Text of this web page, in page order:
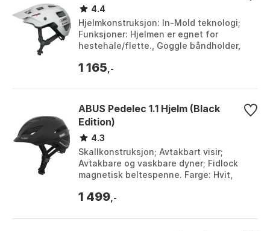
4.4
Hjelmkonstruksjon: In-Mold teknologi;
Funksjoner: Hjelmen er egnet for
hestehale/flette., Goggle båndholder,
Skjerm. F...
1 165 ,-
ABUS Pedelec 1.1 Hjelm (Black
Edition)
4.3
Skallkonstruksjon; Avtakbart visir;
Avtakbare og vaskbare dyner; Fidlock
magnetisk beltespenne. Farge: Hvit,
1 499 ,-